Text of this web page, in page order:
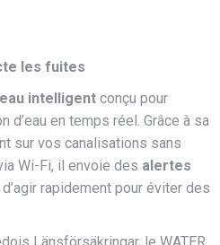
les fuites
intelligent conçu pour
en temps réel. Grâce à sa
sur vos canalisations sans
Wi-Fi, il envoie des alertes
rapidement pour éviter des